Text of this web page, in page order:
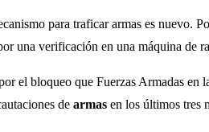
para traficar armas es nuevo.
una verificación en una máquina
el bloqueo que Fuerzas Armadas
de armas en los últimos tres